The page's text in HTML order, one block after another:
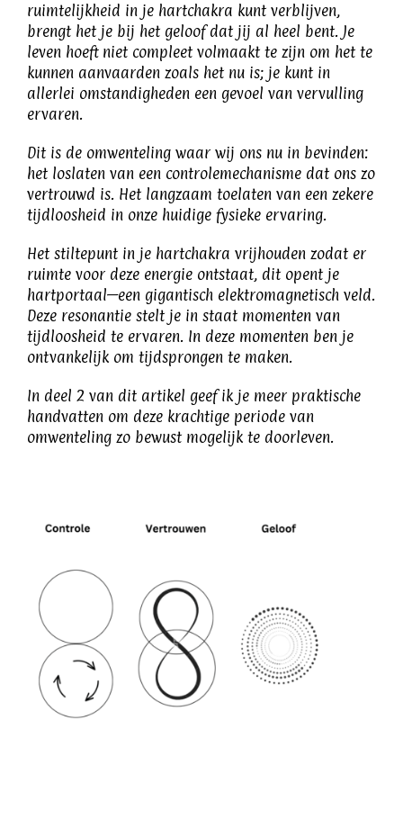
ruimtelijkheid in je hartchakra kunt verblijven,
brengt het je bij het geloof dat jij al heel bent. Je
leven hoeft niet compleet volmaakt te zijn om het te
kunnen aanvaarden zoals het nu is; je kunt in
allerlei omstandigheden een gevoel van vervulling
ervaren.
Dit is de omwenteling waar wij ons nu in bevinden:
het loslaten van een controlemechanisme dat ons zo
vertrouwd is. Het langzaam toelaten van een zekere
tijdloosheid in onze huidige fysieke ervaring.
Het stiltepunt in je hartchakra vrijhouden zodat er
ruimte voor deze energie ontstaat, dit opent je
hartportaal—een gigantisch elektromagnetisch veld.
Deze resonantie stelt je in staat momenten van
tijdloosheid te ervaren. In deze momenten ben je
ontvankelijk om tijdsprongen te maken.
In deel 2 van dit artikel geef ik je meer praktische
handvatten om deze krachtige periode van
omwenteling zo bewust mogelijk te doorleven.